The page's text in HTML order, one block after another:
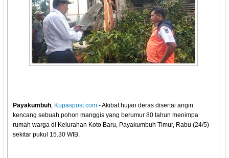
Payakumbuh, Kupaspost.com - Akibat hujan deras disertai angin
kencang sebuah pohon manggis yang berumur 80 tahun menimpa
rumah warga di Kelurahan Koto Baru, Payakumbuh Timur, Rabu (24/5)
sekitar pukul 15.30 WIB.